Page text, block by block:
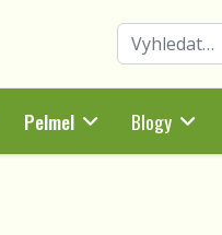
Hledat
Pelmel Blogy